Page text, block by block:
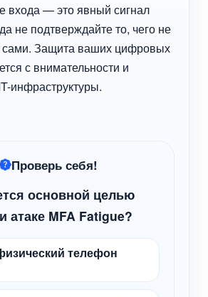
входа — это явный сигнал
не подтверждайте то, чего не
сами. Защита ваших цифровых
с внимательности и
инфраструктуры.
Проверь себя!
основной целью
атаке MFA Fatigue?
телефон